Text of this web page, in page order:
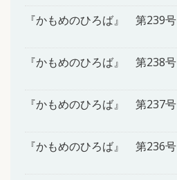
『かもめのひろば』 第239号
『かもめのひろば』 第238号
『かもめのひろば』 第237号
『かもめのひろば』 第236号